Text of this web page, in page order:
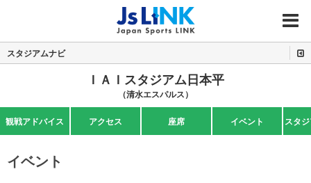
MENU
スタジアムナビ
ＩＡＩスタジアム日本平
（清水エスパルス）
観戦アドバイス アクセス 座席 イベント スタ
イベント